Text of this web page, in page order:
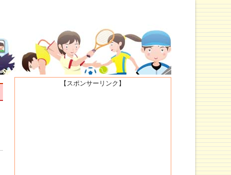
【スポンサーリンク】